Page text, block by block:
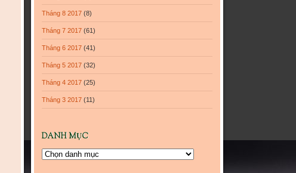
Tháng 8 2017 (8)
Tháng 7 2017 (61)
Tháng 6 2017 (41)
Tháng 5 2017 (32)
Tháng 4 2017 (25)
Tháng 3 2017 (11)
DANH MỤC
Danh